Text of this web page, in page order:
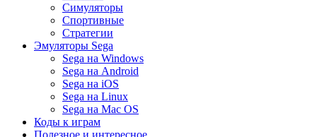
Симуляторы
Спортивные
Стратегии
Эмуляторы Sega
Sega на Windows
Sega на Android
Sega на iOS
Sega на Linux
Sega на Mac OS
Коды к играм
Полезное и интересное